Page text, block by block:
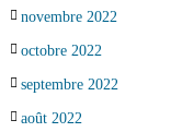
novembre 2022
octobre 2022
septembre 2022
août 2022